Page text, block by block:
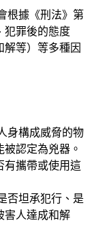
根據《刑法》第
犯罪後的態度
解等）等多種因
身構成威脅的物
認定為兇器。
有攜帶或使用這
否坦承犯行、是
害人達成和解